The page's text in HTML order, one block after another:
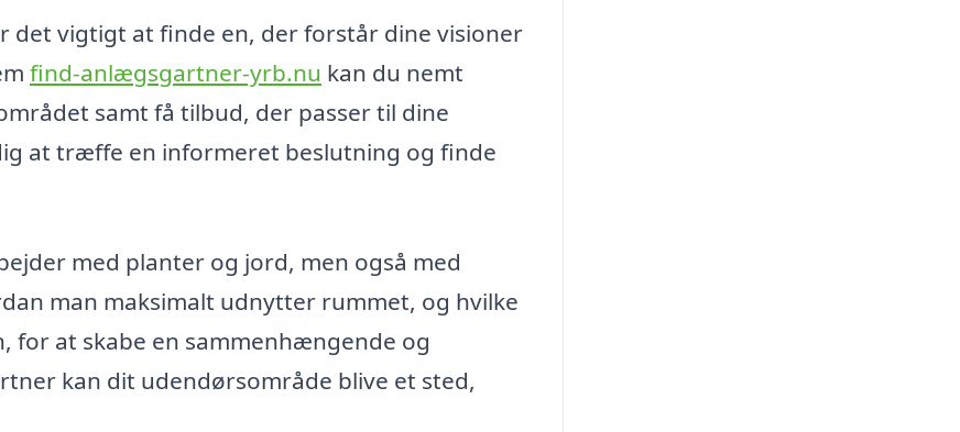
vigtigt at finde en, der forstår dine visioner
find-anlægsgartner-yrb.nu kan du nemt
samt få tilbud, der passer til dine
at træffe en informeret beslutning og finde
med planter og jord, men også med
man maksimalt udnytter rummet, og hvilke
for at skabe en sammenhængende og
kan dit udendørsområde blive et sted,